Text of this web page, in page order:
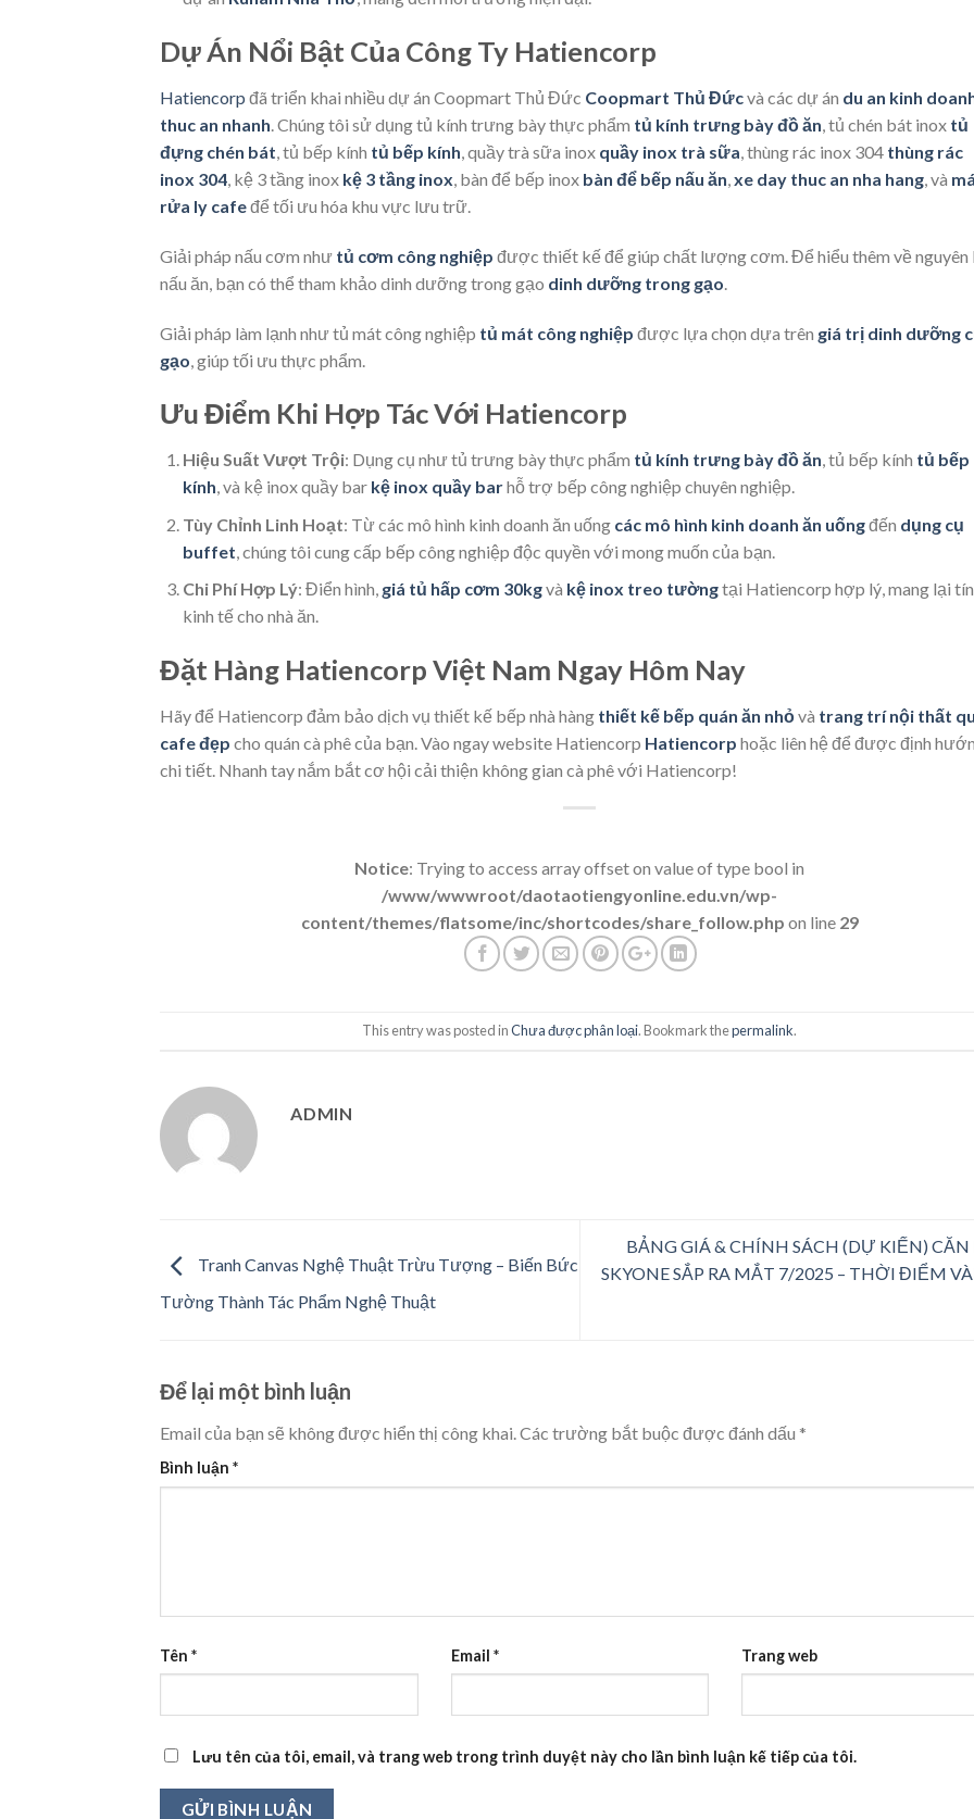
Dự Án Nổi Bật Của Công Ty Hatiencorp
Hatiencorp đã triển khai nhiều dự án Coopmart Thủ Đức Coopmart Thủ Đứcvà các dự án du an kinh
thuc an nhanh. Chúng tôi sử dụng tủ kính trưng bày thực phẩm tủ kính trưng bày đồ ăn, tủ chén bát inox tủ
đựng chén bát, tủ bếp kính tủ bếp kính, quầy trà sữa inox quầy inox trà sữa, thùng rác inox 304 thùng rác
inox 304, kệ 3 tầng inox kệ 3 tầng inox, bàn để bếp inox bàn để bếp nấu ăn,xe day thuc an nha hang, và
rửa ly cafeđể tối ưu hóa khu vực lưu trữ.
Giải pháp nấu cơm như tủ cơm công nghiệp được thiết kế để giúp chất lượng cơm. Để hiểu thêm về nguyên
nấu ăn, bạn có thể tham khảo dinh dưỡng trong gạo dinh dưỡng trong gạo
Giải pháp làm lạnh như tủ mát công nghiệp tủ mát công nghiệp được lựa chọn dựa trên giá trị dinh dưỡng
gạo , giúp tối ưu thực phẩm.
Ưu Điểm Khi Hợp Tác Với Hatiencorp
Hiệu Suất Vượt Trội: Dụng cụ như tủ trưng bày thực phẩm tủ kính trưng bày đồ ăn, tủ bếp kính tủ bếp
kính, và kệ inox quầy bar kệ inox quầy barhỗ trợ bếp công nghiệp chuyên nghiệp.
Tùy Chỉnh Linh Hoạt: Từ các mô hình kinh doanh ăn uống các mô hình kinh doanh ăn uốngđến dụng cụ
buffet , chúng tôi cung cấp bếp công nghiệp độc quyền với mong muốn của bạn.
Chi Phí Hợp Lý: Điển hình, giá tủ hấp cơm 30kgvà kệ inox treo tườngtại Hatiencorp hợp lý, mang lại
kinh tế cho nhà ăn.
Đặt Hàng Hatiencorp Việt Nam Ngay Hôm Nay
Hãy để Hatiencorp đảm bảo dịch vụ thiết kế bếp nhà hàng thiết kế bếp quán ăn nhỏvà trang trí nội thất
cafe đẹp cho quán cà phê của bạn. Vào ngay website Hatiencorp Hatiencorp hoặc liên hệ để được định
chi tiết. Nhanh tay nắm bắt cơ hội cải thiện không gian cà phê với Hatiencorp!
Notice: Trying to access array offset on value of type bool in
/www/wwwroot/daotaotiengyonline.edu.vn/wp-
content/themes/flatsome/inc/shortcodes/share_follow.php on line 29
This entry was posted inChưa được phân loại. Bookmark thepermalink.
ADMIN
Tranh Canvas Nghệ Thuật Trừu Tượng – Biến Bức
Tường Thành Tác Phẩm Nghệ Thuật
BẢNG GIÁ & CHÍNH SÁCH (DỰ KIẾN) CĂN
SKYONE SẮP RA MẮT 7/2025 – THỜI ĐIỂM
Để lại một bình luận
Email của bạn sẽ không được hiển thị công khai.Các trường bắt buộc được đánh dấu *
Bình luận *
Tên * Email * Trang web
Lưu tên của tôi, email, và trang web trong trình duyệt này cho lần bình luận kế tiếp của tôi.